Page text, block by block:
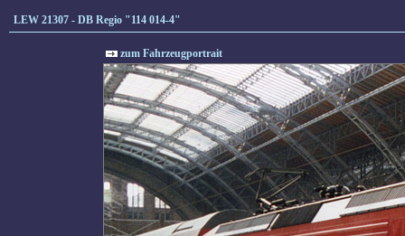
LEW 21307 - DB Regio "114 014-4"
zum Fahrzeugportrait